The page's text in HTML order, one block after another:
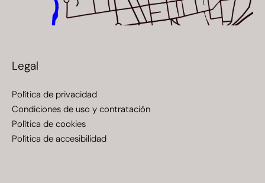
Legal
Política de privacidad
Condiciones de uso y contratación
Política de cookies
Política de accesibilidad